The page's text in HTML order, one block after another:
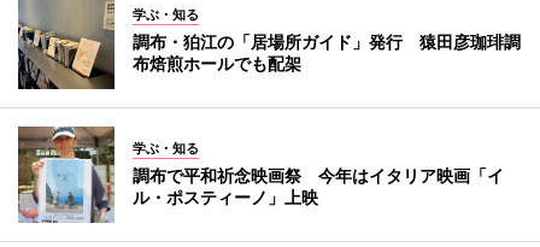
学ぶ・知る
調布・狛江の「居場所ガイド」発行 猿田彦珈琲調
布焙煎ホールでも配架
学ぶ・知る
調布で平和祈念映画祭 今年はイタリア映画「イ
ル・ポスティーノ」上映